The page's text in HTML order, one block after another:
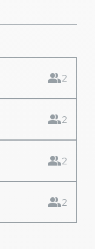
group2
group2
group2
group2